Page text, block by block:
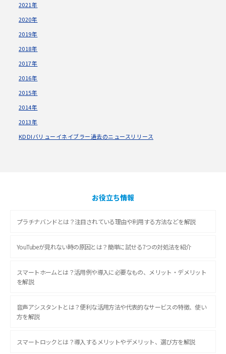
2021年
2020年
2019年
2018年
2017年
2016年
2015年
2014年
2013年
KDDIバリューイネイブラー過去のニュースリリース
お役立ち情報
プラチナバンドとは？注目されている理由や利用する方法などを解説
YouTubeが見れない時の原因とは？簡単に試せる7つの対処法を紹介
スマートホームとは？活用例や導入に必要なもの、メリット・デメリット
を解説
音声アシスタントとは？便利な活用方法や代表的なサービスの特徴、使い
方を解説
スマートロックとは？導入するメリットやデメリット、選び方を解説